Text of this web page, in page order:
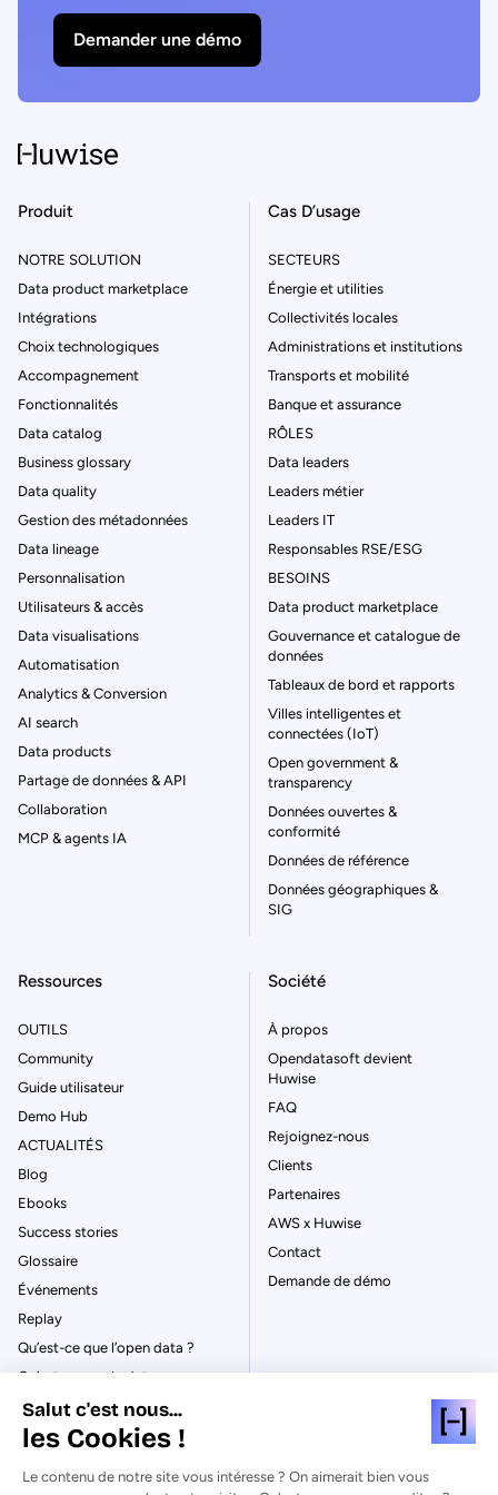
Téléchargez dès maintenant l’ebook et
accélérez l’exploitation de vos données
Demander une démo
Produit
NOTRE SOLUTION
Data product marketplace
Intégrations
Choix technologiques
Accompagnement
Fonctionnalités
Data catalog
Business glossary
Data quality
Gestion des métadonnées
Data lineage
Personnalisation
Utilisateurs & accès
Data visualisations
Automatisation
Analytics & Conversion
AI search
Data products
Partage de données & API
Collaboration
MCP & agents IA
Cas D’usage
SECTEURS
Énergie et utilities
Collectivités locales
Administrations et institutions
Transports et mobilité
Banque et assurance
RÔLES
Data leaders
Leaders métier
Leaders IT
Responsables RSE/ESG
BESOINS
Data product marketplace
Gouvernance et catalogue de
données
Tableaux de bord et rapports
Villes intelligentes et
connectées (IoT)
Open government &
transparency
Données ouvertes &
conformité
Données de référence
Données géographiques &
SIG
Ressources
OUTILS
Community
Guide utilisateur
Demo Hub
ACTUALITÉS
Blog
Ebooks
Success stories
Glossaire
Événements
Replay
Qu’est-ce que l’open data ?
Qu’est-ce que le data
La gouvernance des données
Société
À propos
Opendatasoft devient
Huwise
FAQ
Rejoignez-nous
Clients
Partenaires
AWS x Huwise
Contact
Demande de démo
Salut c'est nous...
les Cookies !
Le contenu de notre site vous intéresse ? On aimerait bien vous